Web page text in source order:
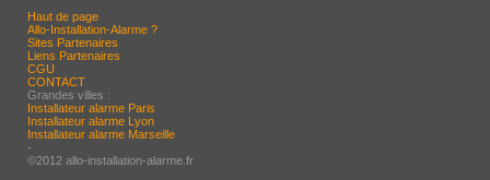
Haut de page
Allo-Installation-Alarme ?
Sites Partenaires
Liens Partenaires
CGU
CONTACT
Grandes villes :
Installateur alarme Paris
Installateur alarme Lyon
Installateur alarme Marseille
-
©2012 allo-installation-alarme.fr